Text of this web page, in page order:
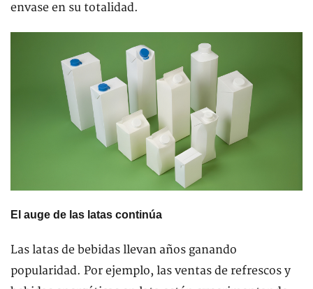
envase en su totalidad.
El auge de las latas continúa
Las latas de bebidas llevan años ganando
popularidad. Por ejemplo, las ventas de refrescos y